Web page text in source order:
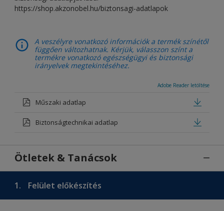
https://shop.akzonobel.hu/biztonsagi-adatlapok
A veszélyre vonatkozó információk a termék színétől
függően változhatnak. Kérjük, válasszon színt a
termékre vonatkozó egészségügyi és biztonsági
irányelvek megtekintéséhez.
Adobe Reader letöltése
Műszaki adatlap
Biztonságtechnikai adatlap
Ötletek & Tanácsok
1. Felület előkészítés